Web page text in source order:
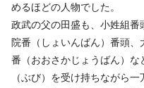
めるほどの人物でした。
政武の父の田盛も、小姓組
院番（しょいんばん）番頭
番（おおさかじょうばん）
（ぶび）を受け持ちながら